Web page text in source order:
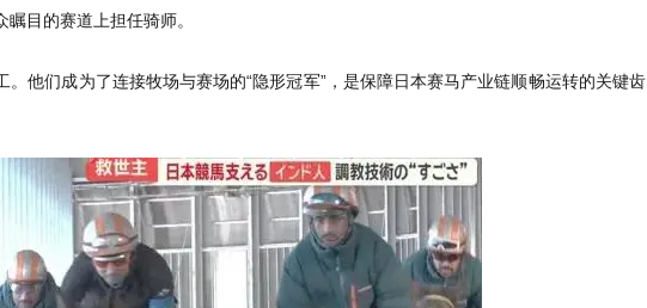
目的赛道上担任骑师。
他们成为了连接牧场与赛场的“隐形冠军”，是保障日本赛马产业链顺畅运转的关键齿